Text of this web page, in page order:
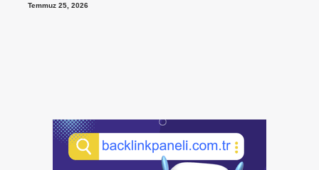
Temmuz 25, 2026